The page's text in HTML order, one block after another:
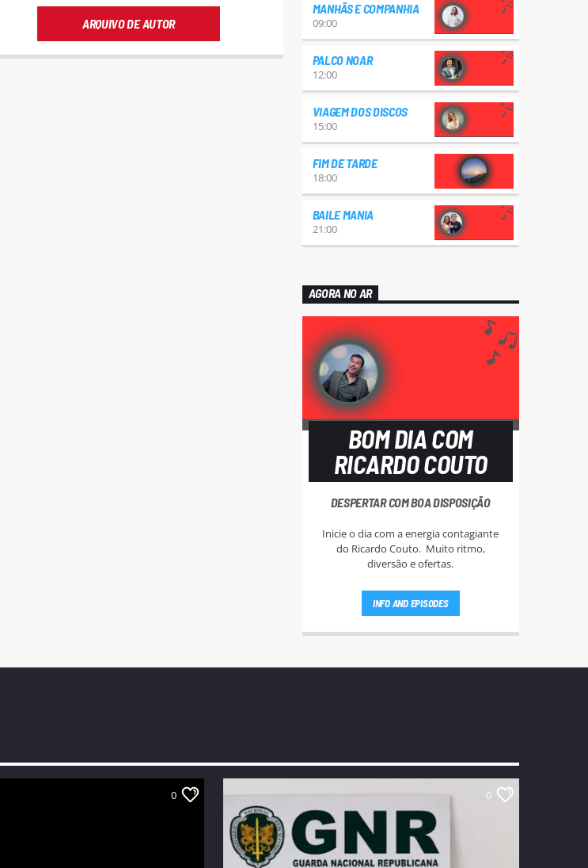
ARQUIVO DE AUTOR
MANHÃS E COMPANHIA
09:00
PALCO NOAR
12:00
VIAGEM DOS DISCOS
15:00
FIM DE TARDE
18:00
BAILE MANIA
21:00
AGORA NO AR
BOM DIA COM
RICARDO COUTO
DESPERTAR COM BOA DISPOSIÇÃO
Inicie o dia com a energia contagiante
do Ricardo Couto. Muito ritmo,
diversão e ofertas.
INFO AND EPISODES
0 0